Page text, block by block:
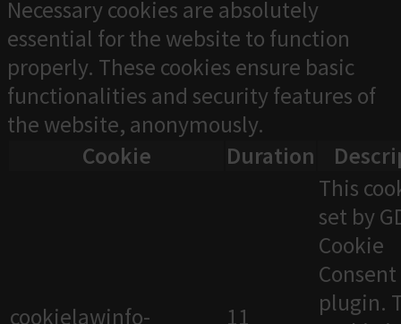
Necessary cookies are absolutely
essential for the website to function
properly. These cookies ensure basic
functionalities and security features of
the website, anonymously.
Cookie
Duration
cookielawinfo-
11
This
set by
Cookie
Consent
plugin.